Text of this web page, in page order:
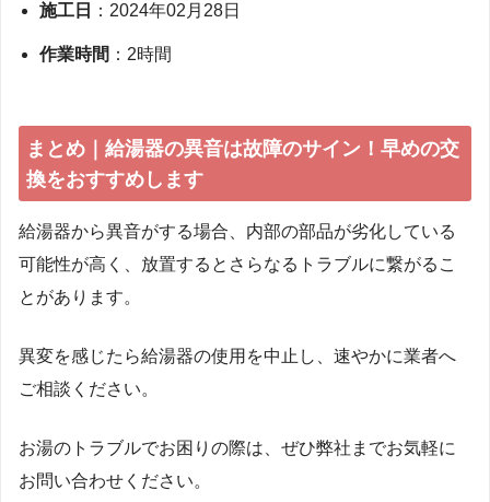
施工日 ：2024年02月28日
作業時間 ：2時間
まとめ｜給湯器の異音は故障のサイン！早めの交
換をおすすめします
給湯器から異音がする場合、内部の部品が劣化している
可能性が高く、放置するとさらなるトラブルに繋がるこ
とがあります。
異変を感じたら給湯器の使用を中止し、速やかに業者へ
ご相談ください。
お湯のトラブルでお困りの際は、ぜひ弊社までお気軽に
お問い合わせください。